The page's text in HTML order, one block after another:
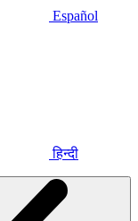
Español
हिन्दी